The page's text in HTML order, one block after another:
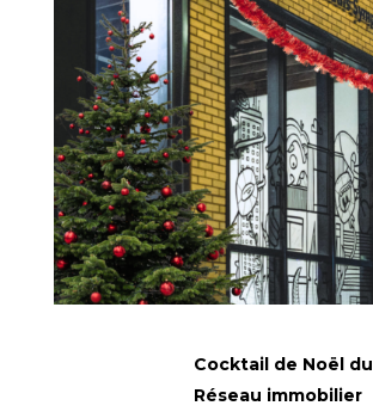
Cocktail de Noël du
Réseau immobilier